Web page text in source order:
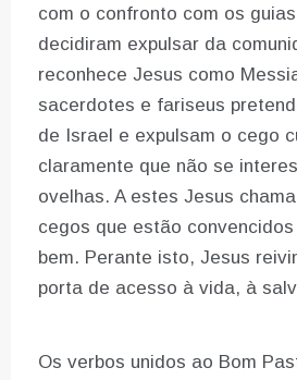
com o confronto com os
decidiram expulsar da
reconhece Jesus como
sacerdotes e fariseus
de Israel e expulsam o cego
claramente que não se
ovelhas. A estes Jesus
cegos que estão
bem. Perante isto, Jesus
porta de acesso à vida, à
Os verbos unidos ao Bom